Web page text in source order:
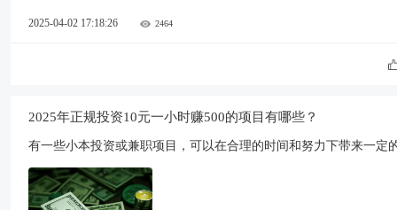
2025-04-02 17:18:26 2464
2025年正规投资10元一小时赚500的项目有哪些？
有一些小本投资或兼职项目，可以在合理的时间和努力下带来一定